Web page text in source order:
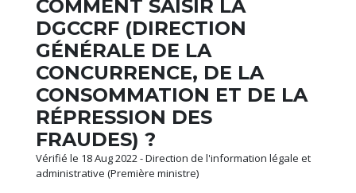
COMMENT SAISIR LA
DGCCRF (DIRECTION
GÉNÉRALE DE LA
CONCURRENCE, DE LA
CONSOMMATION ET DE LA
RÉPRESSION DES
FRAUDES) ?
Vérifié le 18 Aug 2022 - Direction de l'information légale et
administrative (Première ministre)